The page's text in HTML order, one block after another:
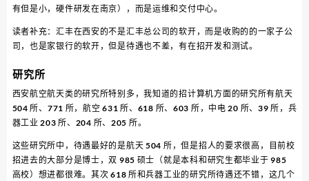
有但是小，硬件研发在南京），而是运维和交付中心。
读者补充：汇丰在西安的不是汇丰总公司的软开，而是收购的的一家子公
司，也是家银行的软开，但是待遇也不差，有在招开发和测试。
研究所
西安航空航天类的研究所特别多，我知道的招计算机方面的研究所有航天
504 所、771 所，航空 631 所、618 所、603 所，中电 20 所、39 所，兵
器工业 203 所、204 所、205 所。
这些研究所中，待遇最好的是航天 504 所，但是招人的要求很高，目前校
招进去的大部分是博士，双 985 硕士（就是本科和研究生都毕业于 985
高校）想进都很难。其次 618 所和兵器工业的研究所待遇还不错，这几个